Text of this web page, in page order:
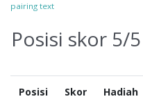
pairing text
Posisi skor 5/
Posisi Skor Hadiah